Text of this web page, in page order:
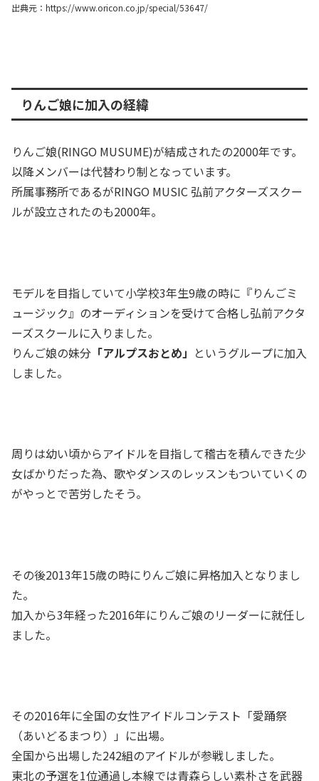
出典元：https://www.oricon.co.jp/special/53647/
りんご娘に加入の経緯
りんご娘(RINGO MUSUME)が結成されたの2000年です。
以降メンバーは代替わり制となっています。
所属事務所であるがRINGO MUSIC 弘前アクターズスクー
ルが設立されたのも2000年。
モデルを目指していて小学校3年生9歳の時に『りんごミ
ュージック』のオーディションを受けて合格し弘前アクタ
ーズスクールに入りました。
りんご娘の妹分 「アルプスおとめ」 というグループに加入
しました。
周りは幼い頃からアイドルを目指して稽古を積んできた少
女ばかりだった為、歌やダンスのレッスンもついていくの
がやっとで苦労したそう。
その後2013年15歳の時にりんご娘に昇格加入となりまし
た。
加入から3年経った2016年にりんご娘のリーダーに就任し
ました。
その2016年に全国の女性アイドルコンテスト「愛踊祭
（あいどるまつり）」に出場。
全国から出場した242組のアイドルが参戦しました。
東北の予選を1位通過し本線では青森らしい素朴さを武器